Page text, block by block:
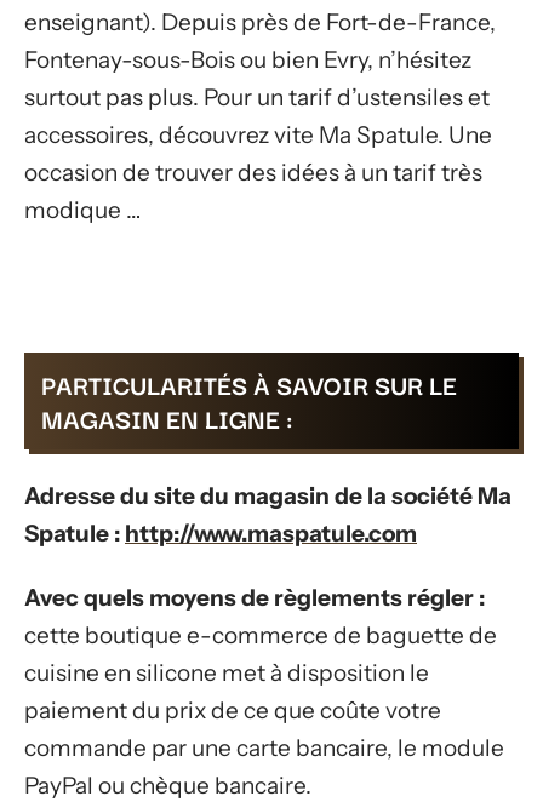
enseignant). Depuis près de Fort-de-France,
Fontenay-sous-Bois ou bien Evry, n’hésitez
surtout pas plus. Pour un tarif d’ustensiles et
accessoires, découvrez vite Ma Spatule. Une
occasion de trouver des idées à un tarif très
modique …
PARTICULARITÉS À SAVOIR SUR LE
MAGASIN EN LIGNE :
Adresse du site du magasin de la société Ma
Spatule : http://www.maspatule.com
Avec quels moyens de règlements régler :
cette boutique e-commerce de baguette de
cuisine en silicone met à disposition le
paiement du prix de ce que coûte votre
commande par une carte bancaire, le module
PayPal ou chèque bancaire.